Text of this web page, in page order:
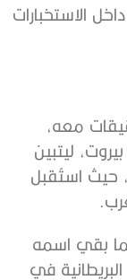
الاستخبارات
معه،
ليتبين
حيث استُقبل
وفاته عام 1988، بينما بقي اسمه
في